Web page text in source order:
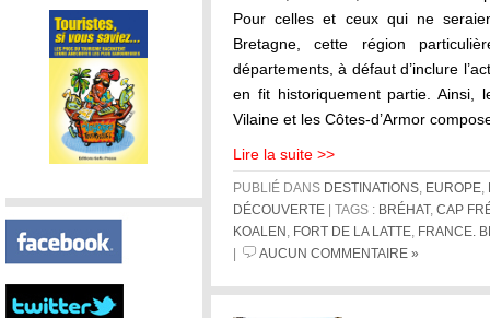
Pour celles et ceux qui ne
Bretagne, cette région
départements, à défaut d’inclure
en fit historiquement partie. Ainsi,
Vilaine et les Côtes-d’Armor
Lire la suite >>
PUBLIÉ DANS DESTINATIONS EUROPE
DÉCOUVERTE | TAGS : BRÉHAT, CAP
KOALEN
FORT DE LA LATTE
FRANCE.
AUCUN COMMENTAIRE »